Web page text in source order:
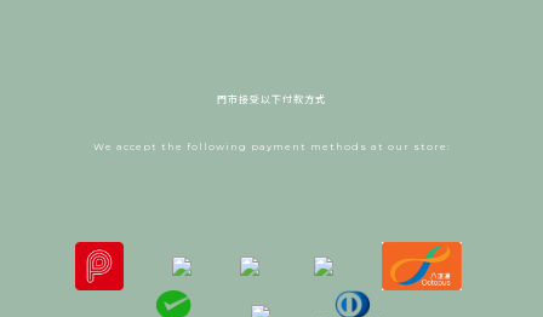
門市接受以下付款方式
We accept the following payment methods at our store: